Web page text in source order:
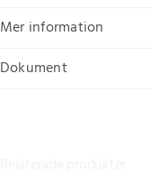
Mer information
Dokument